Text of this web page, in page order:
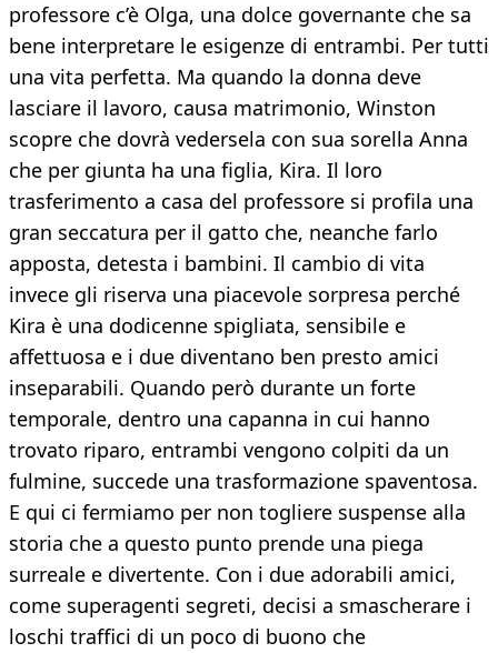
professore c’è Olga, una dolce governante che sa
bene interpretare le esigenze di entrambi. Per tutti
una vita perfetta. Ma quando la donna deve
lasciare il lavoro, causa matrimonio, Winston
scopre che dovrà vedersela con sua sorella Anna
che per giunta ha una figlia, Kira. Il loro
trasferimento a casa del professore si profila una
gran seccatura per il gatto che, neanche farlo
apposta, detesta i bambini. Il cambio di vita
invece gli riserva una piacevole sorpresa perché
Kira è una dodicenne spigliata, sensibile e
affettuosa e i due diventano ben presto amici
inseparabili. Quando però durante un forte
temporale, dentro una capanna in cui hanno
trovato riparo, entrambi vengono colpiti da un
fulmine, succede una trasformazione spaventosa.
E qui ci fermiamo per non togliere suspense alla
storia che a questo punto prende una piega
surreale e divertente. Con i due adorabili amici,
come superagenti segreti, decisi a smascherare i
loschi traffici di un poco di buono che